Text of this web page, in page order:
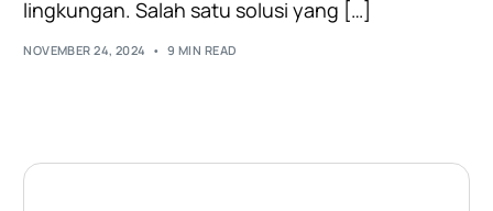
lingkungan. Salah satu solusi yang […]
NOVEMBER 24, 2024 9 MIN READ